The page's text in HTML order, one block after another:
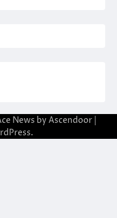
News by Ascendoor
.